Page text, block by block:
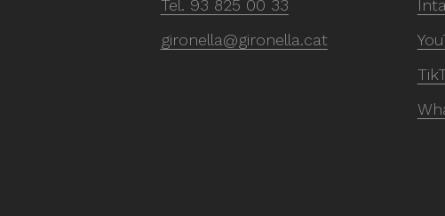
Tel. 93 825 00 33
gironella@gironella.cat